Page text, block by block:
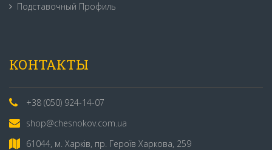
Подставочный Профиль
КОНТАКТЫ
+38 (050) 924-14-07
shop@chesnokov.com.ua
61044, м. Харків, пр. Героїв Харкова, 259